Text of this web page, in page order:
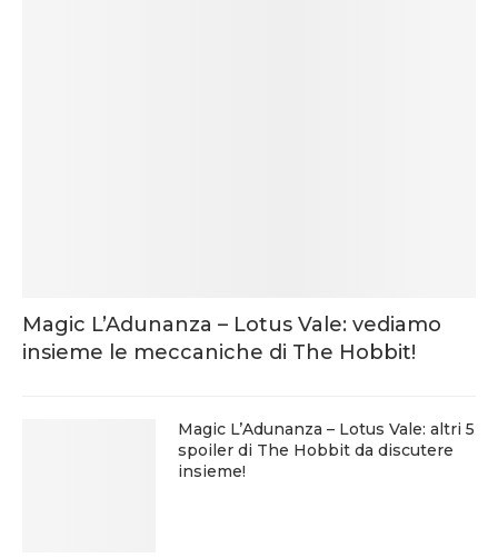
Magic L’Adunanza – Lotus Vale: vediamo
insieme le meccaniche di The Hobbit!
Magic L’Adunanza – Lotus Vale: altri 5
spoiler di The Hobbit da discutere
insieme!